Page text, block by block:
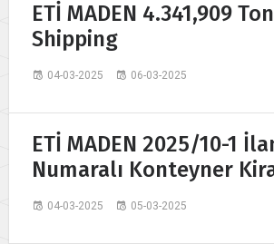
ETİ MADEN 4.341,909
Shipping
04-03-2025 06-03-2025
ETİ MADEN 2025/10-1
Numaralı Konteyner
04-03-2025 05-03-2025